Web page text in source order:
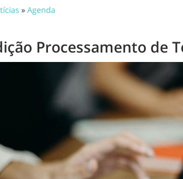
»Agenda
Processamento de